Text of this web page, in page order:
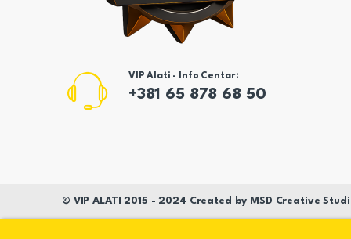
VIP Alati - Info Centar:
+381 65 878 68 50
© VIP ALATI 2015 - 2024 Created by MSD Creative